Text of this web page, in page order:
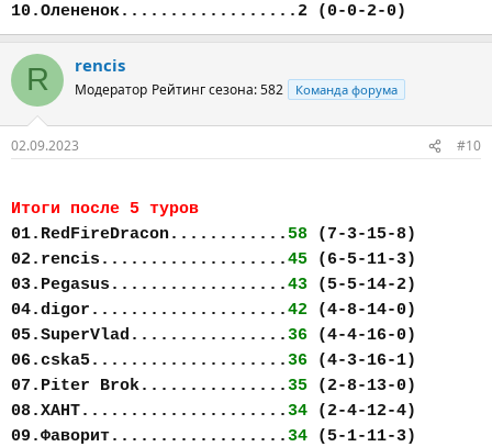
10.Олененок..................2 (0-0-2-0)
R rencis
Модератор Рейтинг сезона: 582 Команда форума
02.09.2023 #10
Итоги после 5 туров
01.RedFireDracon............ 58 (7-3-15-8)
02.rencis...................45 (6-5-11-3)
03.Pegasus..................43 (5-5-14-2)
04.digor....................42 (4-8-14-0)
05.SuperVlad................36 (4-4-16-0)
06.cska5....................36 (4-3-16-1)
07.Piter Brok...............35 (2-8-13-0)
08.ХАНТ.....................34 (2-4-12-4)
09.Фаворит..................34 (5-1-11-3)